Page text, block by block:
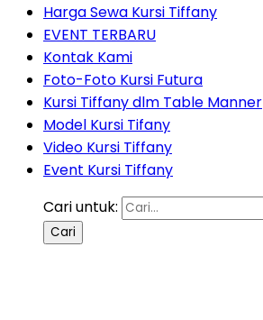
Harga Sewa Kursi Tiffany
EVENT TERBARU
Kontak Kami
Foto-Foto Kursi Futura
Kursi Tiffany dlm Table Manner
Model Kursi Tifany
Video Kursi Tiffany
Event Kursi Tiffany
Cari untuk: